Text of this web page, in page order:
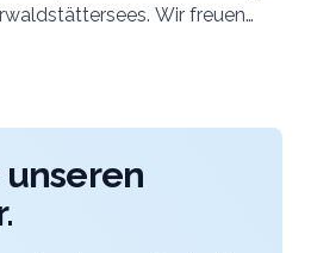
Wir freuen
mit Ihnen zu gestalten.